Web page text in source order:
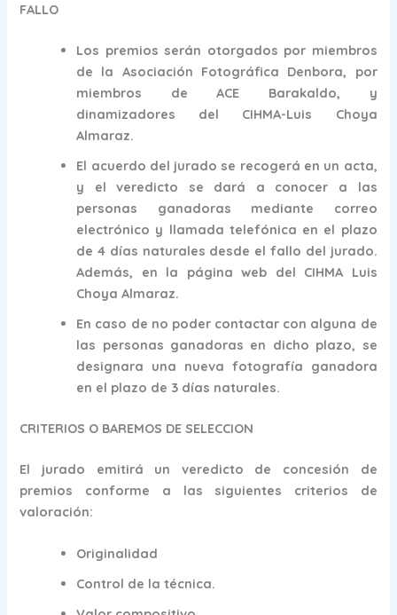
FALLO
Los premios serán otorgados por miembros
de la Asociación Fotográfica Denbora, por
miembros de ACE Barakaldo, y
dinamizadores del CIHMA-Luis Choya
Almaraz.
El acuerdo del jurado se recogerá en un acta,
y el veredicto se dará a conocer a las
personas ganadoras mediante correo
electrónico y llamada telefónica en el plazo
de 4 días naturales desde el fallo del jurado.
Además, en la página web del CIHMA Luis
Choya Almaraz.
En caso de no poder contactar con alguna de
las personas ganadoras en dicho plazo, se
designara una nueva fotografía ganadora
en el plazo de 3 días naturales.
CRITERIOS O BAREMOS DE SELECCION
El jurado emitirá un veredicto de concesión de
premios conforme a las siguientes criterios de
valoración:
Originalidad
Control de la técnica.